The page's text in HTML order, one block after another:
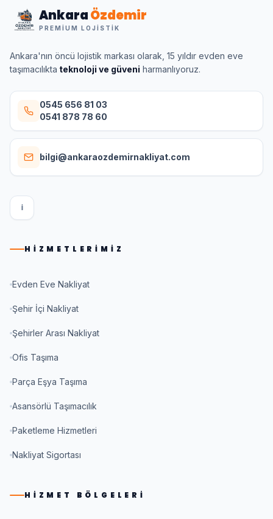
AnkaraÖzdemir
PREMIUM LOJISTIK
Ankara'nın öncü lojistik markası olarak, 15 yıldır evden eve
taşımacılıkta teknoloji ve güveni harmanlıyoruz.
0545 656 81 03
0541 878 78 60
bilgi@ankaraozdemirnakliyat.com
I
HIZMETLERIMIZ
Evden Eve Nakliyat
Şehir İçi Nakliyat
Şehirler Arası Nakliyat
Ofis Taşıma
Parça Eşya Taşıma
Asansörlü Taşımacılık
Paketleme Hizmetleri
Nakliyat Sigortası
HIZMET BÖLGELERI